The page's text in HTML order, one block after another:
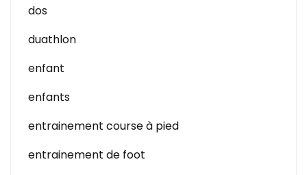
dos
duathlon
enfant
enfants
entrainement course à pied
entrainement de foot